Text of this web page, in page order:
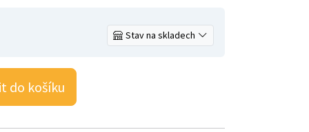
Stav na skladech
do košíku